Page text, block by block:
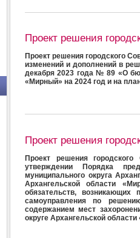
Проект решения
Проект решения городского
изменений и дополнений в
декабря 2023 года № 89 «О
«Мирный» на 2024 год и на
Проект решения
Проект решения
утверждении Порядка
муниципального округа
Архангельской области
обязательств, возникающих
самоуправления по
содержанием мест
округе Архангельской